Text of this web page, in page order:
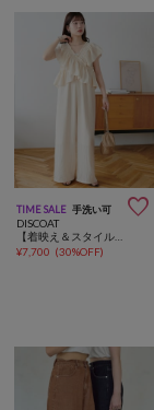
TIME SALE 手洗い可 
DISCOAT
¥7,700 (30%OFF)